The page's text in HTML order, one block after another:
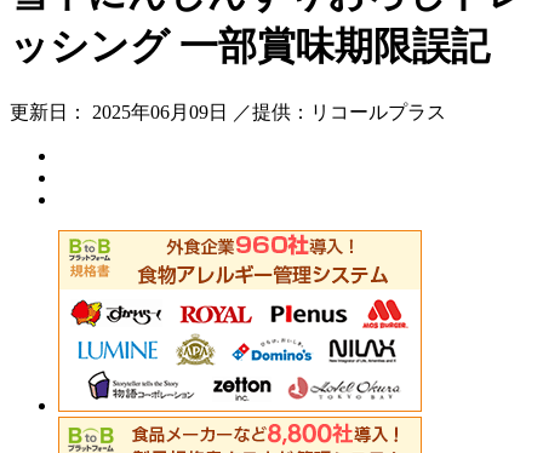
ッシング 一部賞味期限誤記
更新日： 2025年06月09日 ／提供：リコールプラス